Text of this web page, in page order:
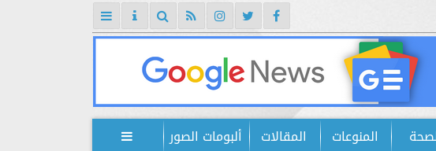
المنوعات المقالات ألبومات الصور
